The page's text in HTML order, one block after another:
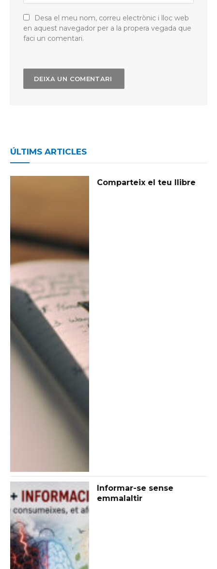
Desa el meu nom, correu electrònic i lloc web
en aquest navegador per a la propera vegada que
faci un comentari.
ÚLTIMS ARTICLES
Comparteix el teu llibre
Informar-se sense
emmalaltir